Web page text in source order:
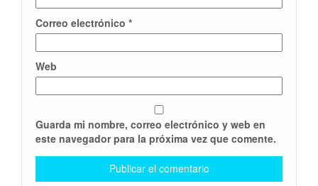
Correo electrónico *
Web
Guarda mi nombre, correo electrónico y web en
este navegador para la próxima vez que comente.